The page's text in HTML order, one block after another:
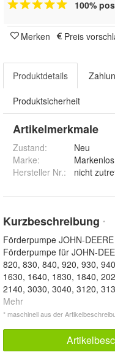
100%
Merken Preis
Produktdetails
Produktsicherheit
Artikelmerkmale
Zustand:
Neu
Marke:
Markenlos
Hersteller Nr.:
nicht
Kurzbeschreibung *
Förderpumpe JOHN-
Förderpumpe für JOHN-
820, 830, 840, 920, 930,
1630, 1640, 1830, 1840,
2140, 3030, 3040, 3120,
Mehr
* maschinell aus der